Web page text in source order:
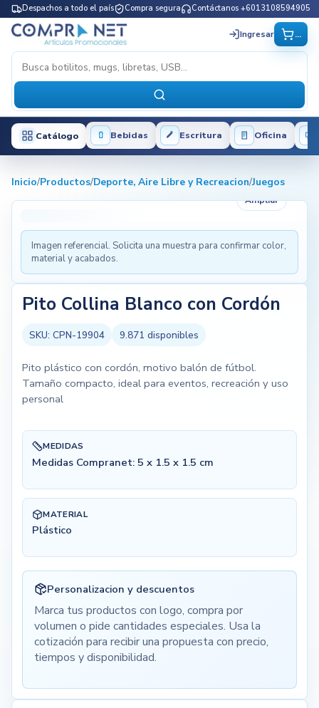
Despachos a todo el país Compra segura Contáctanos +6013108594905
Ingresar ...
Catálogo Bebidas Escritura Oficina
Inicio/Productos/Deporte, Aire Libre y Recreacion/Juegos
Ampliar
Imagen referencial. Solicita una muestra para confirmar color,
material y acabados.
Pito Collina Blanco con Cordón
SKU: CPN-19904 9.871 disponibles
Pito plástico con cordón, motivo balón de fútbol.
Tamaño compacto, ideal para eventos, recreación y uso
personal
MEDIDAS
Medidas Compranet: 5 x 1.5 x 1.5 cm
MATERIAL
Plástico
Personalizacion y descuentos
Marca tus productos con logo, compra por
volumen o pide cantidades especiales. Usa la
cotización para recibir una propuesta con precio,
tiempos y disponibilidad.